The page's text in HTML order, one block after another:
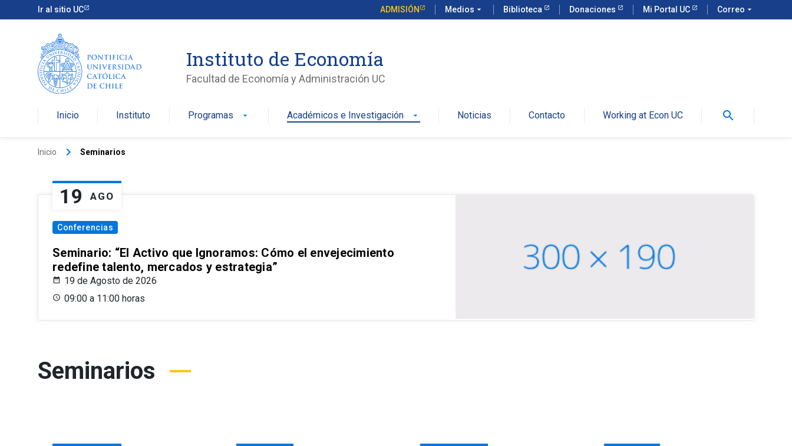
Ir al sitio UC ADMISIÓN Medios arrow_drop_down Biblioteca Donaciones Mi Portal UC Correo arrow_drop_down
Instituto de Economía
Facultad de Economía y Administración UC
Inicio Instituto Programas arrow_drop_down Académicos e Investigación arrow_drop_down Noticias Contacto Working at Econ UC search
Inicio keyboard_arrow_right Seminarios
19 AGO
Conferencias
Seminario: “El Activo que Ignoramos: Cómo el envejecimiento
redefine talento, mercados y estrategia”
19 de Agosto de 2026
09:00 a 11:00 horas
Seminarios